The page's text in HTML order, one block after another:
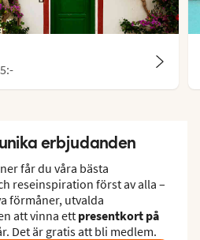
erbjudanden
får du våra bästa
reseinspiration först av alla –
förmåner, utvalda
att vinna ett presentkort på
Det är gratis att bli medlem.